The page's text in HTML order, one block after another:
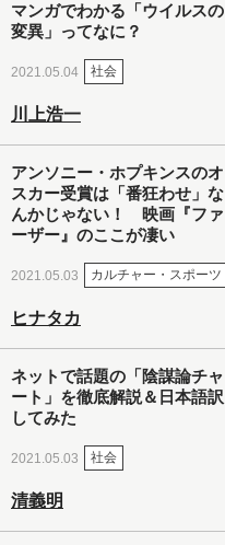
マンガでわかる「ウイルスの
変異」ってなに？
2021.05.04 社会
川上浩一
アンソニー・ホプキンスのオ
スカー受賞は「番狂わせ」な
んかじゃない！ 映画『ファ
ーザー』のここが凄い
2021.05.03 カルチャー・スポーツ
ヒナタカ
ネットで話題の「陰謀論チャ
ート」を徹底解説＆日本語訳
してみた
2021.05.03 社会
清義明